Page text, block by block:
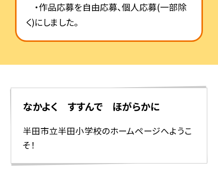
・作品応募を自由応募、個人応募(一部除
く)にしました。
なかよく すすんで ほがらかに
半田市立半田小学校のホームページへようこ
そ！